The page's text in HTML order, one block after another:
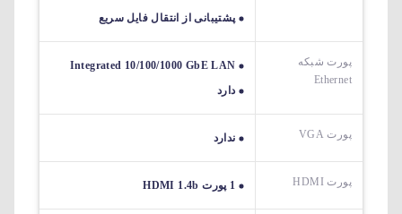
پشتیبانی از انتقال فایل سریع
پورت شبکه
Ethernet
Integrated 10/100/1000 GbE LAN
دارد
پورت VGA ندارد
پورت HDMI 1 پورت HDMI 1.4b